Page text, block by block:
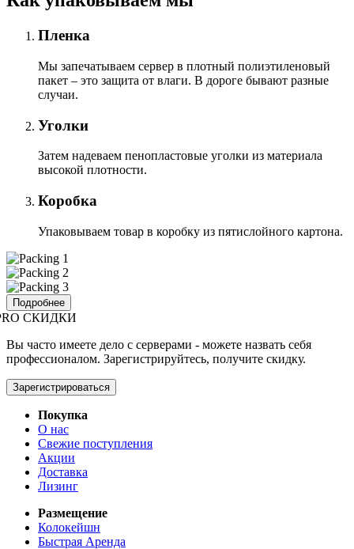
Пленка
Мы запечатываем сервер в плотный полиэтиленовый
пакет – это защита от влаги. В дороге бывают разные
случаи.
Уголки
Затем надеваем пенопластовые уголки из материала
высокой плотности.
Коробка
Упаковываем товар в коробку из пятислойного картона.
Подробнее
СКИДКИ
Вы часто имеете дело с серверами - можете назвать себя
профессионалом. Зарегистрируйтесь, получите скидку.
Зарегистрироваться
Покупка
О нас
Свежие поступления
Акции
Доставка
Лизинг
Размещение
Колокейшн
Быстрая Аренда